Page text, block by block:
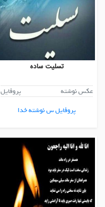
تسلیت ساده
عکس نوشته
پروفایل
پروفایل س نوشته خدا